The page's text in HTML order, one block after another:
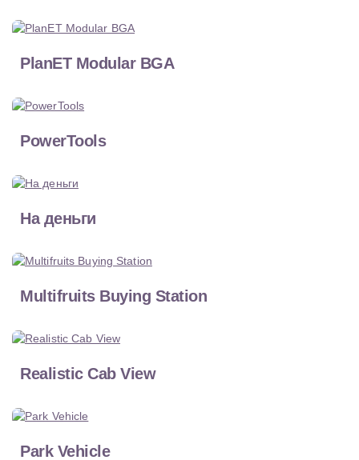
PlanET Modular BGA
PowerTools
На деньги
Multifruits Buying Station
Realistic Cab View
Park Vehicle